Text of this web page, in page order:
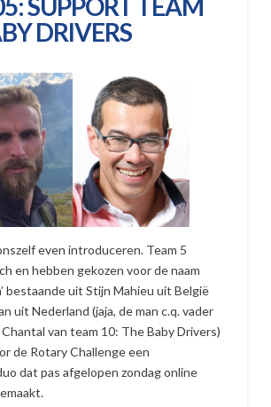
DRIVERS
even introduceren. Team 5
en hebben gekozen voor de naam
bestaande uit Stijn Mahieu uit België
uit Nederland (jaja, de man c.q. vader
van team 10: The Baby Drivers)
de Rotary Challenge een
dat pas afgelopen zondag online